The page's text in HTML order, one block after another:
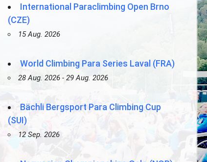
International Paraclimbing Open Brno
(CZE)
15 Aug. 2026
World Climbing Para Series Laval (FRA)
28 Aug. 2026 - 29 Aug. 2026
Bächli Bergsport Para Climbing Cup
(SUI)
12 Sep. 2026